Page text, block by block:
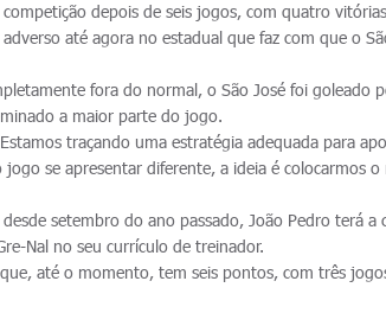
depois de seis jogos, com quatro
até agora no estadual que faz com que o
fora do normal, o São José foi goleado
a maior parte do jogo.
traçando uma estratégia adequada para
jogo se apresentar diferente, a ideia é colocarmos
setembro do ano passado, João Pedro terá a
Nal no seu currículo de treinador.
até o momento, tem seis pontos, com três